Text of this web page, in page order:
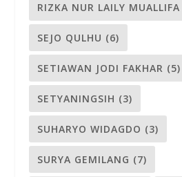
RIZKA NUR LAILY MUALLIFA
SEJO QULHU (6)
SETIAWAN JODI FAKHAR (5)
SETYANINGSIH (3)
SUHARYO WIDAGDO (3)
SURYA GEMILANG (7)